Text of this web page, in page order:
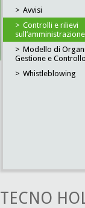
Avvisi
Controlli e rilievi
sull’amministrazione
Modello di
Gestione e Controllo
Whistleblowing
TECNO